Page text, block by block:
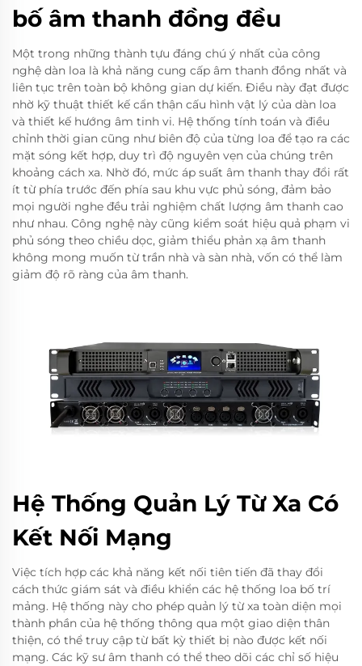
bố âm thanh đồng đều
Một trong những thành tựu đáng chú ý nhất của công
nghệ dàn loa là khả năng cung cấp âm thanh đồng nhất và
liên tục trên toàn bộ không gian dự kiến. Điều này đạt được
nhờ kỹ thuật thiết kế cẩn thận cấu hình vật lý của dàn loa
và thiết kế hướng âm tinh vi. Hệ thống tính toán và điều
chỉnh thời gian cũng như biên độ của từng loa để tạo ra các
mặt sóng kết hợp, duy trì độ nguyên vẹn của chúng trên
khoảng cách xa. Nhờ đó, mức áp suất âm thanh thay đổi rất
ít từ phía trước đến phía sau khu vực phủ sóng, đảm bảo
mọi người nghe đều trải nghiệm chất lượng âm thanh cao
như nhau. Công nghệ này cũng kiểm soát hiệu quả phạm vi
phủ sóng theo chiều dọc, giảm thiểu phản xạ âm thanh
không mong muốn từ trần nhà và sàn nhà, vốn có thể làm
giảm độ rõ ràng của âm thanh.
Hệ Thống Quản Lý Từ Xa Có
Kết Nối Mạng
Việc tích hợp các khả năng kết nối tiên tiến đã thay đổi
cách thức giám sát và điều khiển các hệ thống loa bố trí
mảng. Hệ thống này cho phép quản lý từ xa toàn diện mọi
thành phần của hệ thống thông qua một giao diện thân
thiện, có thể truy cập từ bất kỳ thiết bị nào được kết nối
mạng. Các kỹ sư âm thanh có thể theo dõi các chỉ số hiệu